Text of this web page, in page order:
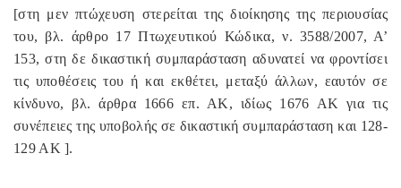
[στη μεν πτώχευση στερείται της διοίκησης της περιουσίας
του, βλ. άρθρο 17 Πτωχευτικού Κώδικα, ν. 3588/2007, Α’
153, στη δε δικαστική συμπαράσταση αδυνατεί να φροντίσει
τις υποθέσεις του ή και εκθέτει, μεταξύ άλλων, εαυτόν σε
κίνδυνο, βλ. άρθρα 1666 επ. ΑΚ, ιδίως 1676 ΑΚ για τις
συνέπειες της υποβολής σε δικαστική συμπαράσταση και 128-
129 ΑΚ ].